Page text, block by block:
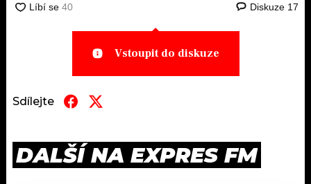
Diskuze 17
Vstoupit do diskuze
Sdílejte
DALŠÍ NA EXPRES FM